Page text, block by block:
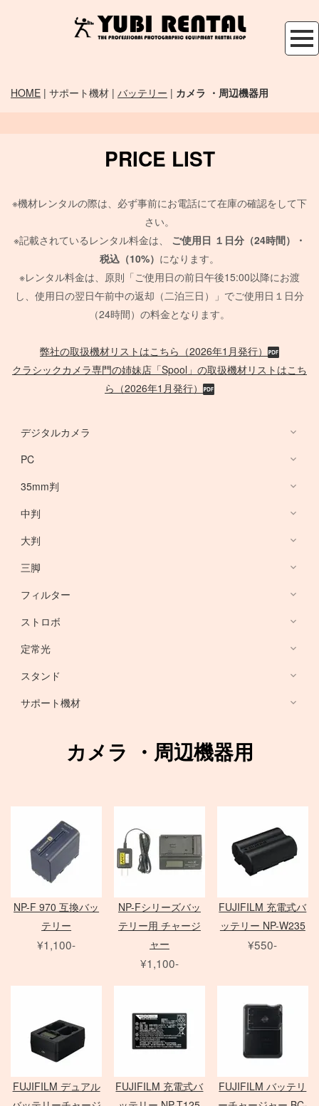
HOME | サポート機材 | バッテリー | カメラ ・周辺機器用
PRICE LIST
※機材レンタルの際は、必ず事前にお電話にて在庫の確認をして下
さい。
※記載されているレンタル料金は、 ご使用日 １日分（24時間）・
税込（10%） になります。
※レンタル料金は、原則「ご使用日の前日午後15:00以降にお渡
し、使用日の翌日午前中の返却（二泊三日）」でご使用日１日分
（24時間）の料金となります。
弊社の取扱機材リストはこちら（2026年1月発行）
クラシックカメラ専門の姉妹店「Spool」の取扱機材リストはこち
ら（2026年1月発行）
デジタルカメラ
デジタルカメラ
Nikon DSLR
Sony ミラーレス
Nikon ミラーレス
FUJIFILM GFXシリーズ
デジタルバック
PHASE ONE Pシリーズ
PHASE ONE IQシリーズ
PHASE ONE 中判カメラ
PC
PC
ノートブック PC
PC用 周辺機器
PC用 外付バッテリー
PC用 アクセサリ
PCモニター
モニター用 アクセサリ
ケーブル / アダプター
35mm判
Canon Lens
EF 単焦点レンズ
EF ズームレンズ
アクセサリ
Nikon Lens ACC
Micro レンズ
PC / PC-E レンズ
AI レンズ
アクセサリ
スピードライト
中判
PHASE ONE
Schneider 645 レンズ
Hasselblad H
H カメラ
HC レンズ
アクセサリ
大判
Sinar
COLAVOLEX
PHASE ONE アクセサリ
Film Camera / Lens
三脚
Manfrotto
三脚
QUICK-SET
フィルター
HARRISON
アダプター
TIFFEN
Kenko
ストロボ
モノブロック
（バッテリータイプ）
オパライト
ソフトボックス
エフェクトランプ
ピコライト
定常光
Aupture LEDライト
STORM シリーズ
Light Storm シリーズ
amaran シリーズ
NOVA シリーズ
INFINIBAR シリーズ
アクセサリ
ソフトボックス
スポットライトマウント
フレネル・バーンドア
その他 LEDライト
スタンド
Manfrotto
Avenger
Matthews
センチュリースタンド
Other Brand
Manfrotto
サポート機材
メーター
MINOLTA
SEKONIC
Kenko
レフ
折り畳みレフ
カメラ ・周辺機器用
NP-F 970 互換バッ
テリー
¥1,100-
NP-Fシリーズバッ
テリー用 チャージ
ャー
¥1,100-
FUJIFILM 充電式バ
ッテリー NP-W235
¥550-
FUJIFILM デュアル
FUJIFILM 充電式バ
FUJIFILM バッテリ